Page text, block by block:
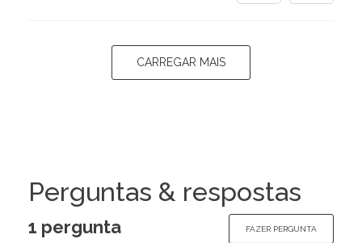
CARREGAR MAIS
Perguntas & respostas
1 pergunta FAZER PERGUNTA